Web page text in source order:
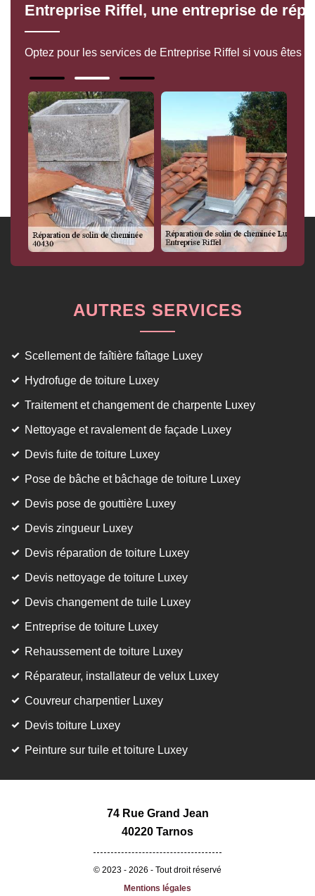
Entreprise Riffel, une entreprise de
Optez pour les services de Entreprise Riffel si vous êtes
AUTRES SERVICES
Scellement de faîtière faîtage Luxey
Hydrofuge de toiture Luxey
Traitement et changement de charpente Luxey
Nettoyage et ravalement de façade Luxey
Devis fuite de toiture Luxey
Pose de bâche et bâchage de toiture Luxey
Devis pose de gouttière Luxey
Devis zingueur Luxey
Devis réparation de toiture Luxey
Devis nettoyage de toiture Luxey
Devis changement de tuile Luxey
Entreprise de toiture Luxey
Rehaussement de toiture Luxey
Réparateur, installateur de velux Luxey
Couvreur charpentier Luxey
Devis toiture Luxey
Peinture sur tuile et toiture Luxey
74 Rue Grand Jean
40220 Tarnos
© 2023 - 2026 - Tout droit réservé
Mentions légales